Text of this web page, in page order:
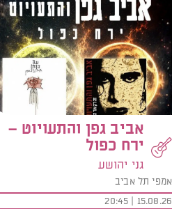
אביב גפן והתעויוט –
ירח כפול
גני יהושע
אמפי תל אביב
15.08.26 | 20:45